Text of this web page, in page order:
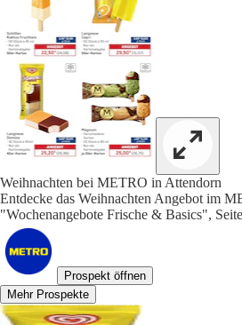
Weihnachten bei METRO in Attendorn
Entdecke das Weihnachten Angebot im
"Wochenangebote Frische & Basics",
Prospekt öffnen
Mehr Prospekte